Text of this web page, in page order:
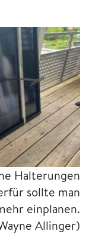
Halterungen
sollte man
einplanen.
Allinger)